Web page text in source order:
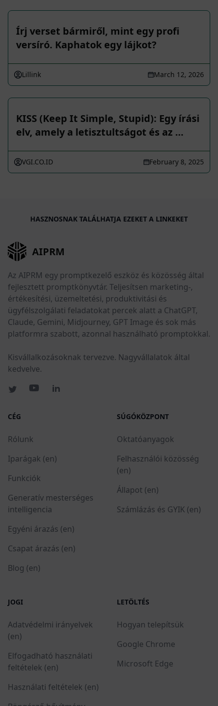
Írj verset bármiről, mint egy profi
versíró. Kaphatok egy lájkot?
Lillink March 12, 2026
KISS (Keep It Simple, Stupid): Egy írási
elv, amely a letisztultságot és az …
VGI.CO.ID February 8, 2025
HASZNOSNAK TALÁLHATJA EZEKET A LINKEKET
AIPRM
Az AIPRM egy promptkezelő eszköz és közösség által
fejlesztett promptkönyvtár. Teljesítsen marketing-,
értékesítési, üzemeltetési, produktivitási és
ügyfélszolgálati feladatokat percek alatt a ChatGPT,
Claude, Gemini, Midjourney, GPT Image és sok más
platformra szabott, azonnal használható promptokkal.
Kisvállalkozásoknak tervezve. Nagyvállalatok által
kedvelve.
CÉG
Rólunk
Iparágak (en)
Funkciók
Generatív mesterséges
intelligencia
Egyéni árazás (en)
Csapat árazás (en)
Blog (en)
SÚGÓKÖZPONT
Oktatóanyagok
Felhasználói közösség
(en)
Állapot (en)
Számlázás és GYIK (en)
JOGI
Adatvédelmi irányelvek
(en)
Elfogadható használati
feltételek (en)
Használati feltételek (en)
LETÖLTÉS
Hogyan telepítsük
Google Chrome
Microsoft Edge